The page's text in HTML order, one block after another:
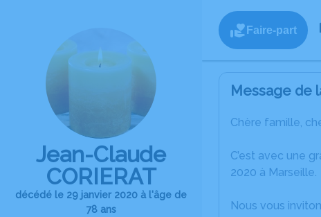
Jean-Claude
CORIERAT
décédé le 29 janvier 2020 à l'âge de
78 ans
Faire-part
Message de
Chère famille,
C’est avec une
2020 à Marseille.
Nous vous